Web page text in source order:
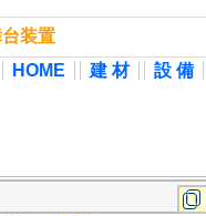
装置
HOME
建 材 設 備